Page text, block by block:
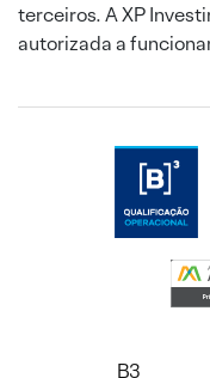
terceiros. A XP
autorizada a
B3